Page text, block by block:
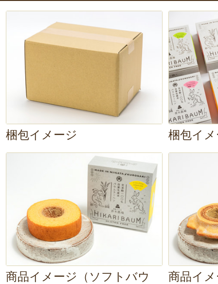
っと広がります。美味しい！そし
地は、やさしくなめらかな口当た
ンは喉が乾くイメージがありまし
していて
パクパクと食べ進めちゃ
梱包イメージ 梱包イ
商品イメージ（ソフトバウ
商品イ